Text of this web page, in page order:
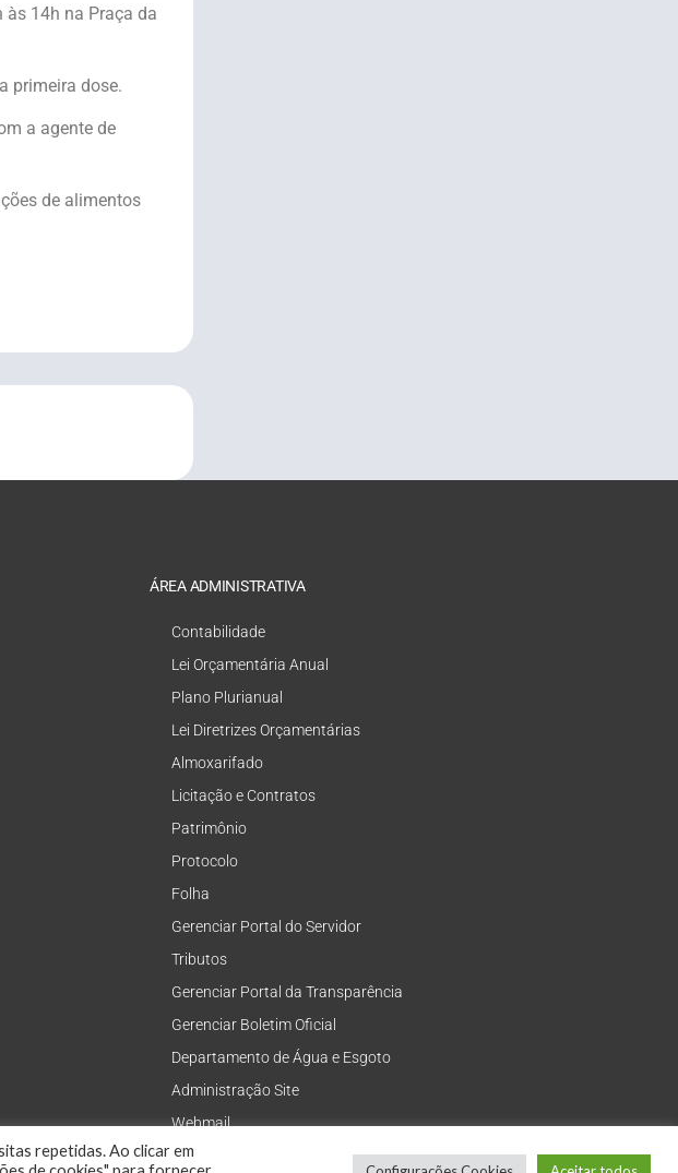
14h na Praça da
primeira dose.
a agente de
de alimentos
ÁREA ADMINISTRATIVA
Contabilidade
Lei Orçamentária Anual
Plano Plurianual
Lei Diretrizes Orçamentárias
Almoxarifado
Licitação e Contratos
Patrimônio
Protocolo
Folha
Gerenciar Portal do Servidor
Tributos
Gerenciar Portal da Transparência
Gerenciar Boletim Oficial
Departamento de Água e Esgoto
Administração Site
Webmail
repetidas. Ao clicar em